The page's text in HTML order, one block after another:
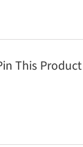
This Product